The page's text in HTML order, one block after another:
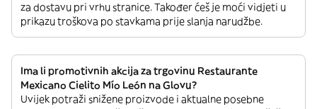
za dostavu pri vrhu stranice. Također ćeš je moći vidjeti u
prikazu troškova po stavkama prije slanja narudžbe.
Ima li promotivnih akcija za trgovinu Restaurante
Mexicano Cielito Mío León na Glovu?
Uvijek potraži snižene proizvode i aktualne posebne